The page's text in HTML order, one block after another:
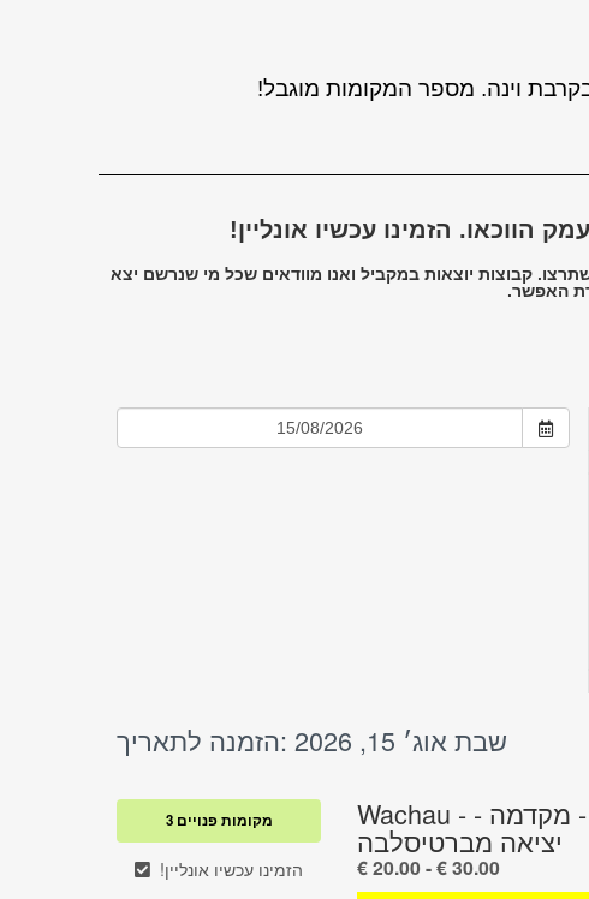
וינה. מספר המקומות מוגבל!
הווכאו. הזמינו עכשיו אונליין!
שתרצו. קבוצות יוצאות במקביל ואנו מוודאים שכל מי שנרשם יצא
האפשר.